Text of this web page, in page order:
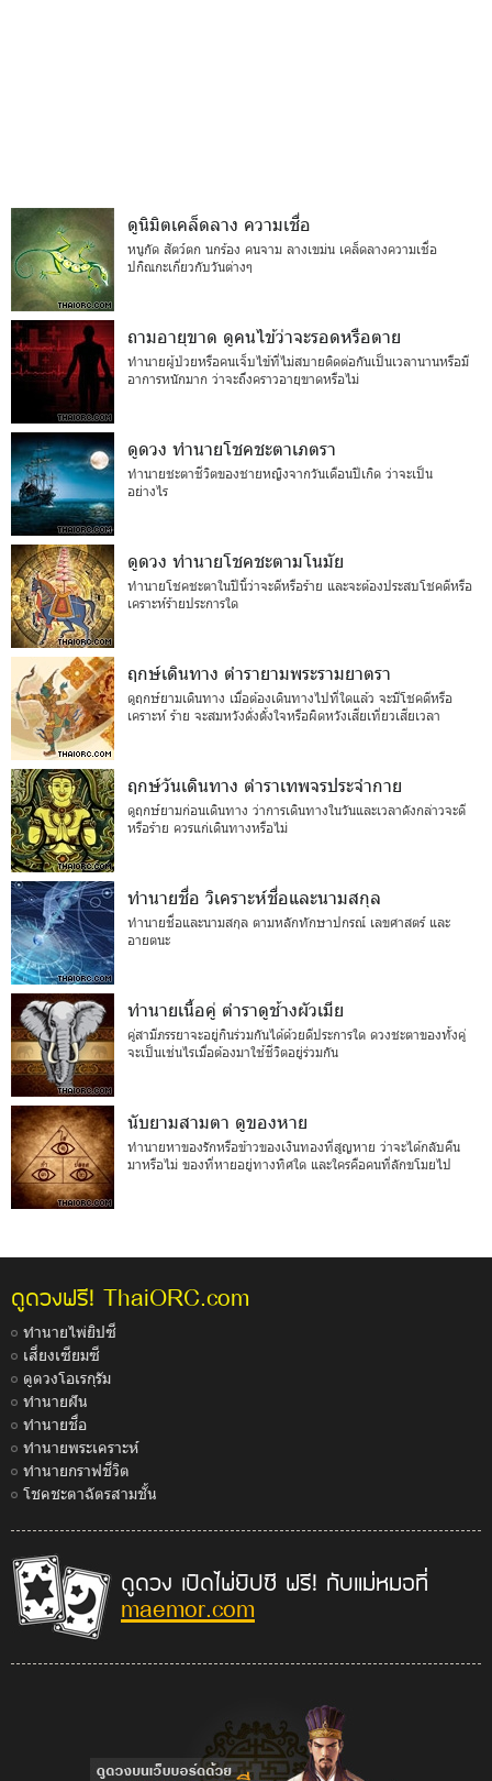
ดูนิมิตเคล็ดลาง ความเชื่อ
หนูกัด สัตว์ตก นกร้อง คนจาม ลางเขม่น เคล็ดลางความเชื่อ
ปกิณกะเกี่ยวกับวันต่างๆ
ถามอายุขาด ดูคนไข้ว่าจะรอดหรือตาย
ทำนายผู้ป่วยหรือคนเจ็บไข้ที่ไม่สบายติดต่อกันเป็นเวลานานหรือมี
อาการหนักมาก ว่าจะถึงคราวอายุขาดหรือไม่
ดูดวง ทำนายโชคชะตาเภตรา
ทำนายชะตาชีวิตของชายหญิงจากวันเดือนปีเกิด ว่าจะเป็น
อย่างไร
ดูดวง ทำนายโชคชะตามโนมัย
ทำนายโชคชะตาในปีนี้ว่าจะดีหรือร้าย และจะต้องประสบโชคดีหรือ
เคราะห์ร้ายประการใด
ฤกษ์เดินทาง ตำรายามพระรามยาตรา
ดูฤกษ์ยามเดินทาง เมื่อต้องเดินทางไปที่ใดแล้ว จะมีโชคดีหรือ
เคราะห์ ร้าย จะสมหวังดั่งตั้งใจหรือผิดหวังเสียเที่ยวเสียเวลา
ฤกษ์วันเดินทาง ตำราเทพจรประจำกาย
ดูฤกษ์ยามก่อนเดินทาง ว่าการเดินทางในวันและเวลาดังกล่าวจะดี
หรือร้าย ควรแก่เดินทางหรือไม่
ทำนายชื่อ วิเคราะห์ชื่อและนามสกุล
ทำนายชื่อและนามสกุล ตามหลักทักษาปกรณ์ เลขศาสตร์ และ
อายตนะ
ทำนายเนื้อคู่ ตำราดูช้างผัวเมีย
คู่สามีภรรยาจะอยู่กินร่วมกันได้ด้วยดีประการใด ดวงชะตาของทั้งคู่
จะเป็นเช่นไรเมื่อต้องมาใช้ชีวิตอยู่ร่วมกัน
นับยามสามตา ดูของหาย
ทำนายหาของรักหรือข้าวของเงินทองที่สูญหาย ว่าจะได้กลับคืน
มาหรือไม่ ของที่หายอยู่ทางทิศใด และใครคือคนที่ลักขโมยไป
ดูดวงฟรี! ThaiORC.com
ทำนายไพ่ยิปซี
เสี่ยงเซียมซี
ดูดวงโอเรกุรัม
ทำนายฝัน
ทำนายชื่อ
ทำนายพระเคราะห์
ทำนายกราฟชีวิต
โชคชะตาฉัตรสามชั้น
ดูดวง เปิดไพ่ยิปซี ฟรี! กับแม่หมอที่
maemor.com